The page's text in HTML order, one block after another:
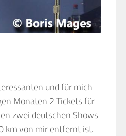
und für mich
Monaten 2 Tickets für
zwei deutschen Shows
km von mir entfernt ist.